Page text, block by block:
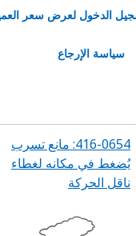
الدخول لعرض سعر
سياسة الإرجاع
416-0654: مانع تسرب
يُضغط في مكانه لغطاء
ناقل الحركة